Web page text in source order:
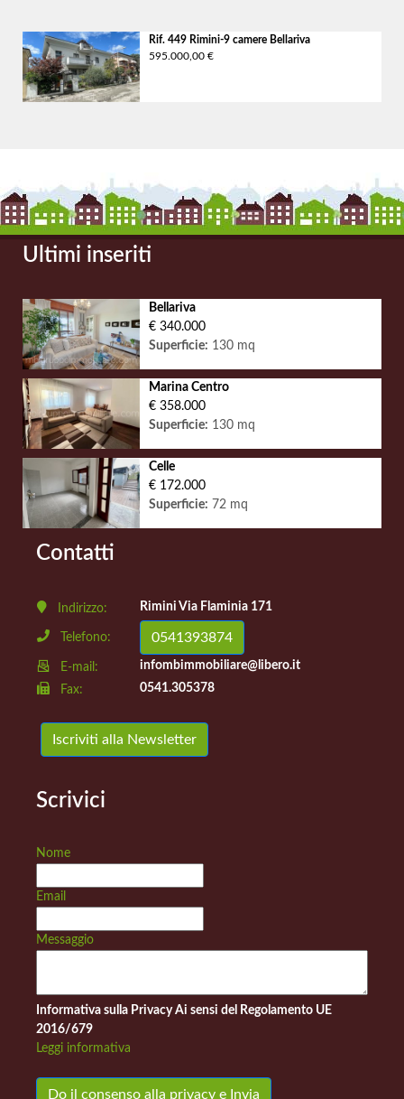
Rif. 449 Rimini-9 camere Bellariva
595.000,00 €
Ultimi inseriti
Bellariva
€ 340.000
Superficie: 130 mq
Marina Centro
€ 358.000
Superficie: 130 mq
Celle
€ 172.000
Superficie: 72 mq
Contatti
Indirizzo: Rimini Via Flaminia 171
Telefono: 0541393874
E-mail:
infombimmobiliare@libero.it
Fax:
0541.305378
Iscriviti alla Newsletter
Scrivici
Nome
Email
Messaggio
Informativa sulla Privacy Ai sensi del Regolamento UE
2016/679
Leggi informativa
Do il consenso alla privacy e Invia